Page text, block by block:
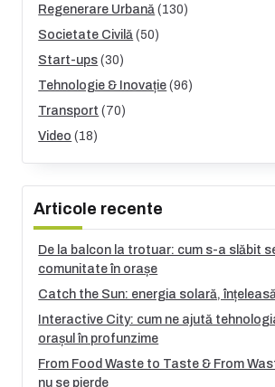
Regenerare Urbană (130)
Societate Civilă (50)
Start-ups (30)
Tehnologie & Inovație (96)
Transport (70)
Video (18)
Articole recente
De la balcon la trotuar: cum s-a slăbit
comunitate în orașe
Catch the Sun: energia solară,
Interactive City: cum ne ajută
orașul în profunzime
From Food Waste to Taste & From
nu se pierde